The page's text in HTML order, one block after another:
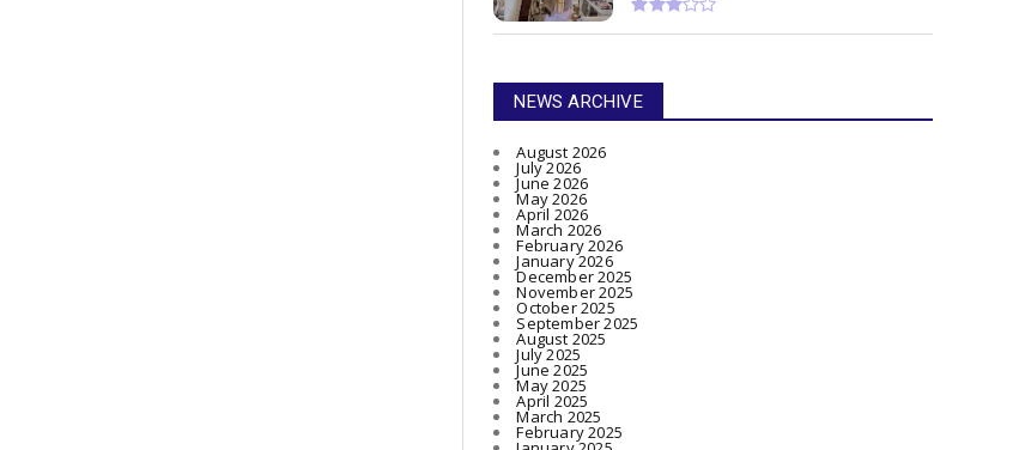
NEWS ARCHIVE
August 2026
July 2026
June 2026
May 2026
April 2026
March 2026
February 2026
January 2026
December 2025
November 2025
October 2025
September 2025
August 2025
July 2025
June 2025
May 2025
April 2025
March 2025
February 2025